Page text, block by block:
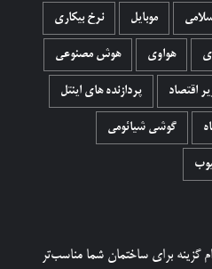
موبایل نرخ بیکاری
هواوی هوش مصنوعی
اقتصاد پردازنده های اینتل
گوشی شیائومی
گزینه برای ساختمان شما مناسب‌تر